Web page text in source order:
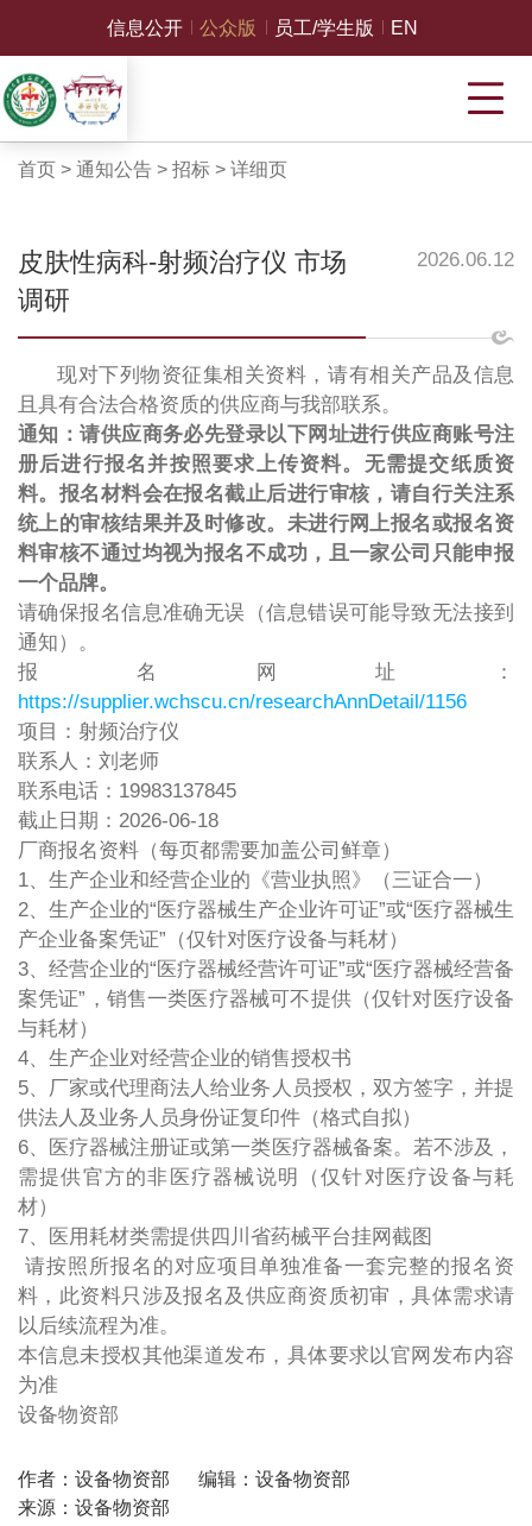
信息公开 公众版 员工/学生版 EN
首页 > 通知公告> 招标> 详细页
皮肤性病科-射频治疗仪 市场
调研
2026.06.12
现对下列物资征集相关资料，请有相关产品及信息
且具有合法合格资质的供应商与我部联系。
通知：请供应商务必先登录以下网址进行供应商账号注
册后进行报名并按照要求上传资料。无需提交纸质资
料。报名材料会在报名截止后进行审核，请自行关注系
统上的审核结果并及时修改。未进行网上报名或报名资
料审核不通过均视为报名不成功，且一家公司只能申报
一个品牌。
请确保报名信息准确无误（信息错误可能导致无法接到
通知）。
报名网址：
https://supplier.wchscu.cn/researchAnnDetail/1156
项目：射频治疗仪
联系人：刘老师
联系电话：19983137845
截止日期：2026-06-18
厂商报名资料（每页都需要加盖公司鲜章）
1、生产企业和经营企业的《营业执照》（三证合一）
2、生产企业的“医疗器械生产企业许可证”或“医疗器械生
产企业备案凭证”（仅针对医疗设备与耗材）
3、经营企业的“医疗器械经营许可证”或“医疗器械经营备
案凭证”，销售一类医疗器械可不提供（仅针对医疗设备
与耗材）
4、生产企业对经营企业的销售授权书
5、厂家或代理商法人给业务人员授权，双方签字，并提
供法人及业务人员身份证复印件（格式自拟）
6、医疗器械注册证或第一类医疗器械备案。若不涉及，
需提供官方的非医疗器械说明（仅针对医疗设备与耗
材）
7、医用耗材类需提供四川省药械平台挂网截图
请按照所报名的对应项目单独准备一套完整的报名资
料，此资料只涉及报名及供应商资质初审，具体需求请
以后续流程为准。
本信息未授权其他渠道发布，具体要求以官网发布内容
为准
设备物资部
作者：设备物资部
编辑：设备物资部
来源：设备物资部